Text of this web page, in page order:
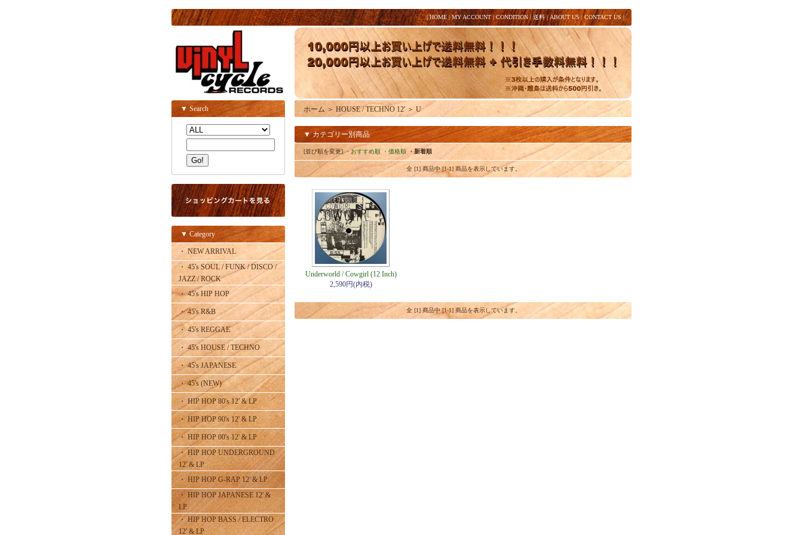
|HOME|MY ACCOUNT |CONDITION |送料| ABOUT US |CONTACT US |
▼ Search
▼ Category
・ NEW ARRIVAL
・ 45's SOUL / FUNK / DISCO /
JAZZ / ROCK
・ 45's HIP HOP
・ 45's R&B
・ 45's REGGAE
・ 45's HOUSE / TECHNO
・ 45's JAPANESE
・ 45's (NEW)
・ HIP HOP 80's 12' & LP
・ HIP HOP 90's 12' & LP
・ HIP HOP 00's 12' & LP
・ HIP HOP UNDERGROUND
12' & LP
・ HIP HOP G-RAP 12' & LP
・ HIP HOP JAPANESE 12' &
LP
・ HIP HOP BASS / ELECTRO
12' & LP
ホーム ＞ HOUSE / TECHNO 12' ＞ U
▼ カテゴリー別商品
[並び順を変更]・おすすめ順 ・価格順 ・新着順
全 [1] 商品中 [1-1] 商品を表示しています。
Underworld / Cowgirl (12 Inch)
2,590円(内税)
全 [1] 商品中 [1-1] 商品を表示しています。